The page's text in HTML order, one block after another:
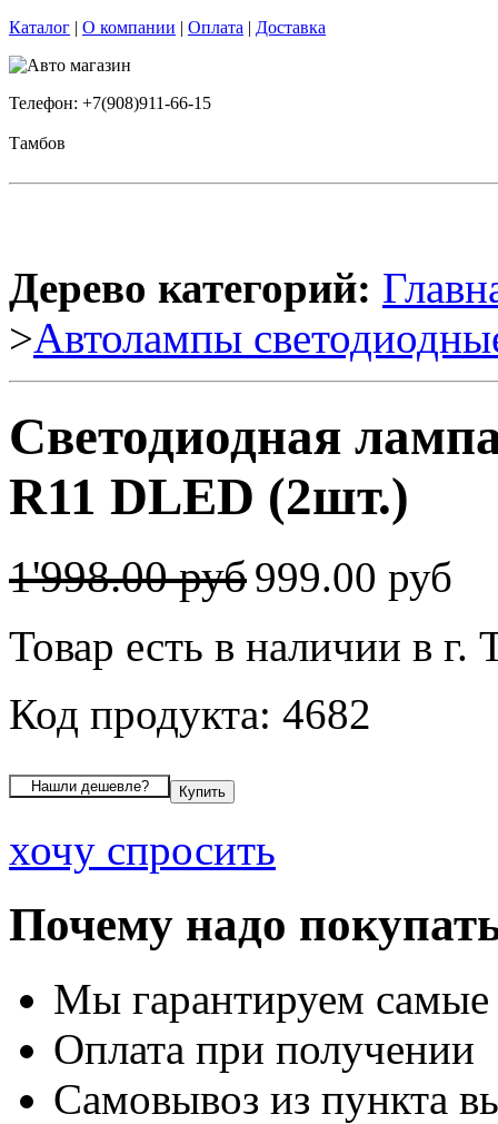
Каталог | О компании | Оплата | Доставка
Телефон: +7(908)911-66-15
Тамбов
Дерево категорий:
>Автолампы
Светодиодная
R11 DLED (2шт.)
1'998.00 руб999.00 руб
Товар есть в наличии в г.
Код продукта: 4682
хочу спросить
Почему надо
Мы гарантируем
Оплата при получении
Самовывоз из пункта